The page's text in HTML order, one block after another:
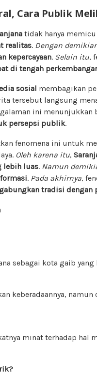
Cara Publik
tidak hanya memicu
realitas. Dengan
kepercayaan. Selain itu,
di tengah
sosial membagikan
tersebut langsung
ini menunjukkan
persepsi publik.
fenomena ini untuk
Oleh karena itu,
lebih luas. Namun
. Pada akhirnya,
tradisi
sebagai kota gaib
keberadaannya,
minat terhadap hal